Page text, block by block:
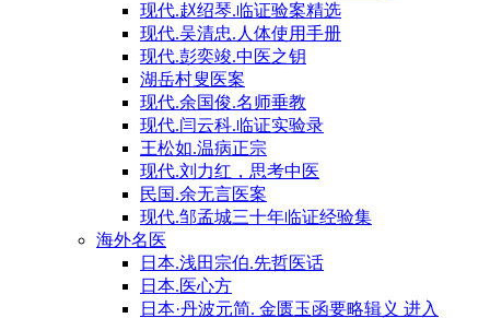
现代.赵绍琴.临证验案精选
现代.吴清忠.人体使用手册
现代.彭奕竣.中医之钥
湖岳村叟医案
现代.余国俊.名师垂教
现代.闫云科.临证实验录
王松如.温病正宗
现代.刘力红，思考中医
民国.余无言医案
现代.邹孟城三十年临证经验集
海外名医
日本.浅田宗伯.先哲医话
日本.医心方
日本·丹波元简. 金匮玉函要略辑义 进入